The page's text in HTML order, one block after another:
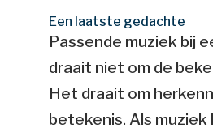
Een laatste gedachte
Passende muziek bij
draait niet om de
Het draait om
betekenis. Als muziek